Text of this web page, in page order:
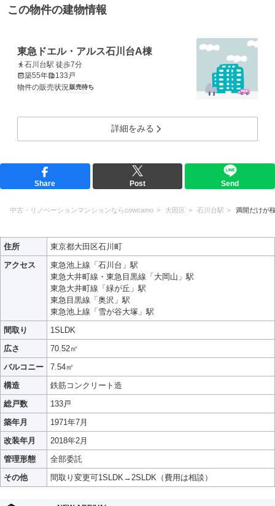
この物件の建物情報
東急ドエル・アルス石川台A棟
石川台駅 徒歩7分
築55年
133戸
物件の販売状況販売待ち
詳細をみる
Share Post Send
中古・リノベーションマンションならcowcamo 大田区 石川台駅 満開だけが
住所
東京都大田区石川町
アクセス
東急池上線「石川台」駅
東急大井町線・東急目黒線「大岡山」駅
東急大井町線「緑が丘」駅
東急目黒線「奥沢」駅
東急池上線「雪が谷大塚」駅
間取り
1SLDK
広さ
70.52㎡
バルコニー
7.54㎡
構造
鉄筋コンクリート造
総戸数
133戸
築年月
1971年7月
改装年月
2018年2月
管理形態
全部委託
その他
間取り変更可1SLDK→2SLDK（費用は相談）